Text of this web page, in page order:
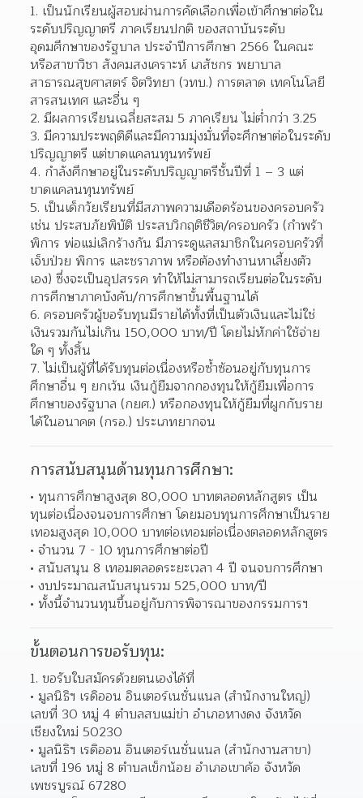
1. เป็นนักเรียนผู้สอบผ่านการคัดเลือกเพื่อเข้าศึกษาต่อใน
ระดับปริญญาตรี ภาคเรียนปกติ ของสถาบันระดับ
อุดมศึกษาของรัฐบาล ประจำปีการศึกษา 2566 ในคณะ
หรือสาขาวิชา สังคมสงเคราะห์ เภสัชกร พยาบาล
สาธารณสุขศาสตร์ จิตวิทยา (วทบ.) การตลาด เทคโนโลยี
สารสนเทศ และอื่น ๆ
2. มีผลการเรียนเฉลี่ยสะสม 5 ภาคเรียน ไม่ต่ำกว่า 3.25
3. มีความประพฤติดีและมีความมุ่งมั่นที่จะศึกษาต่อในระดับ
ปริญญาตรี แต่ขาดแคลนทุนทรัพย์
4. กำลังศึกษาอยู่ในระดับปริญญาตรีชั้นปีที่ 1 – 3 แต่
ขาดแคลนทุนทรัพย์
5. เป็นเด็กวัยเรียนที่มีสภาพความเดือดร้อนของครอบครัว
เช่น ประสบภัยพิบัติ ประสบวิกฤติชีวิต/ครอบครัว (กำพร้า
พิการ พ่อแม่เลิกร้างกัน มีภาระดูแลสมาชิกในครอบครัวที่
เจ็บป่วย พิการ และชราภาพ หรือต้องทำงานหาเลี้ยงตัว
เอง) ซึ่งจะเป็นอุปสรรค ทำให้ไม่สามารถเรียนต่อในระดับ
การศึกษาภาคบังคับ/การศึกษาขั้นพื้นฐานได้
6. ครอบครัวผู้ขอรับทุนมีรายได้ทั้งที่เป็นตัวเงินและไม่ใช่
เงินรวมกันไม่เกิน 150,000 บาท/ปี โดยไม่หักค่าใช้จ่าย
ใด ๆ ทั้งสิ้น
7. ไม่เป็นผู้ที่ได้รับทุนต่อเนื่องหรือซ้ำซ้อนอยู่กับทุนการ
ศึกษาอื่น ๆ ยกเว้น เงินกู้ยืมจากกองทุนให้กู้ยืมเพื่อการ
ศึกษาของรัฐบาล (กยศ.) หรือกองทุนให้กู้ยืมที่ผูกกับราย
ได้ในอนาคต (กรอ.) ประเภทยากจน
การสนับสนุนด้านทุนการศึกษา:
• ทุนการศึกษาสูงสุด 80,000 บาทตลอดหลักสูตร เป็น
ทุนต่อเนื่องจนจบการศึกษา โดยมอบทุนการศึกษาเป็นราย
เทอมสูงสุด 10,000 บาทต่อเทอมต่อเนื่องตลอดหลักสูตร
• จำนวน 7 - 10 ทุนการศึกษาต่อปี
• สนับสนุน 8 เทอมตลอดระยะเวลา 4 ปี จนจบการศึกษา
• งบประมาณสนับสนุนรวม 525,000 บาท/ปี
• ทั้งนี้จำนวนทุนขึ้นอยู่กับการพิจารณาของกรรมการฯ
ขั้นตอนการขอรับทุน:
1. ขอรับใบสมัครด้วยตนเองได้ที่
• มูลนิธิฯ เรดิออน อินเตอร์เนชั่นแนล (สำนักงานใหญ่)
เลขที่ 30 หมู่ 4 ตำบลสบแม่ข่า อำเภอหางดง จังหวัด
เชียงใหม่ 50230
• มูลนิธิฯ เรดิออน อินเตอร์เนชั่นแนล (สำนักงานสาขา)
เลขที่ 196 หมู่ 8 ตำบลเข็กน้อย อำเภอเขาค้อ จังหวัด
เพชรบูรณ์ 67280